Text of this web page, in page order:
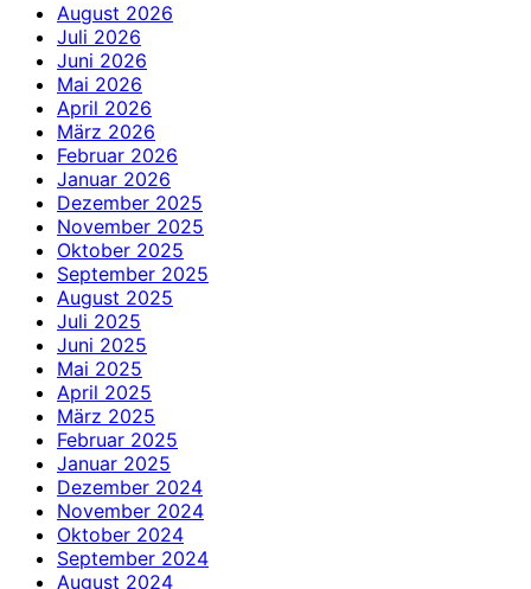
August 2026
Juli 2026
Juni 2026
Mai 2026
April 2026
März 2026
Februar 2026
Januar 2026
Dezember 2025
November 2025
Oktober 2025
September 2025
August 2025
Juli 2025
Juni 2025
Mai 2025
April 2025
März 2025
Februar 2025
Januar 2025
Dezember 2024
November 2024
Oktober 2024
September 2024
August 2024